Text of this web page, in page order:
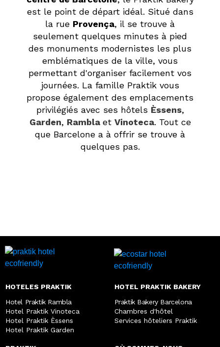
est le point de départ idéal. Situé dans
la rue Provença, il se trouve à
seulement quelques minutes à pied
des monuments modernistes les plus
emblématiques de la ville, vous
permettant d'organiser facilement vos
journées. La famille Praktik vous
propose également des emplacements
privilégiés avec ses hôtels Èssens,
Garden, Rambla et Vinoteca. Tout ce
que Barcelone a à offrir se trouve à
quelques pas.
HOTELES PRAKTIK
Hotel Praktik Rambla
Hotel Praktik Vinoteca
Hotel Praktik Èssens
Hotel Praktik Garden
HOTEL PRAKTIK BAKERY
Praktik Bakery Barcelona
Chambres d'hôtel
Services hôteliers Praktik